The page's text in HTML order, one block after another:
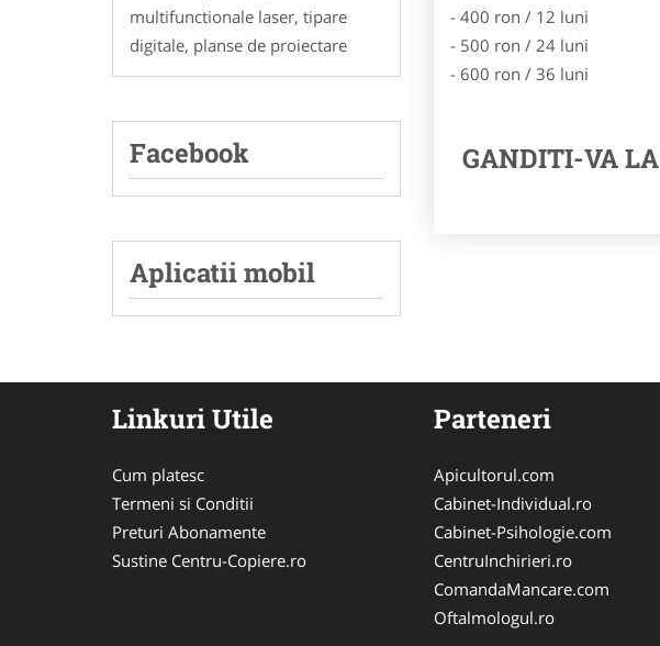
multifunctionale laser, tipare
digitale, planse de proiectare
Facebook
Aplicatii mobil
- 400 ron / 12 luni
- 500 ron / 24 luni
- 600 ron / 36 luni
GANDITI-VA LA
Linkuri Utile
Cum platesc
Termeni si Conditii
Preturi Abonamente
Sustine Centru-Copiere.ro
Parteneri
Apicultorul.com
Cabinet-Individual.ro
Cabinet-Psihologie.com
CentruInchirieri.ro
ComandaMancare.com
Oftalmologul.ro